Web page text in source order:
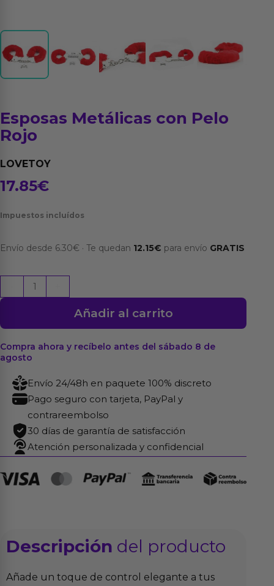
Esposas Metálicas con Pelo
Rojo
LOVETOY
17.85€
Impuestos incluídos
Envío desde 6.30€ · Te quedan 12.15€ para envío GRATIS
Esposas
Metálicas
Pelo
Rojo
cantidad
Añadir al carrito
Compra ahora y recíbelo antes del sábado 8 de
agosto
Envío 24/48h en paquete 100% discreto
Pago seguro con tarjeta, PayPal y
contrareembolso
30 días de garantía de satisfacción
Atención personalizada y confidencial
Descripción del producto
Añade un toque de control elegante a tus